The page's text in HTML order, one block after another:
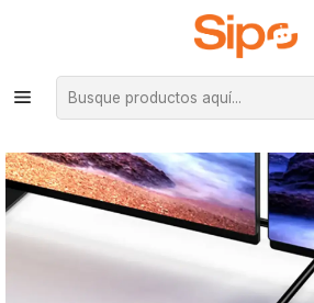
¡Compra hasta mediodía y recibe hoy! De lunes
Santiago. Envío gratis desde $29.990
Inicio Monitores
Switch Hdmi 4k UDH, 2x1 Splitter de